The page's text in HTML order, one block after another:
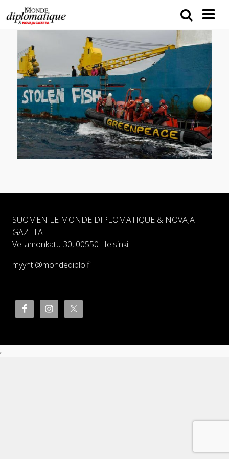
SUOMEN LE MONDE DIPLOMATIQUE & NOVAJA
GAZETA
Vellamonkatu 30, 00550 Helsinki
myynti@mondediplo.fi
;